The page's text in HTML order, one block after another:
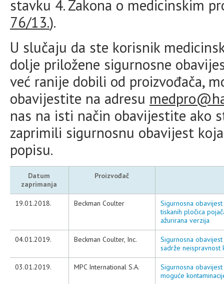
stavku 4. Zakona o medicinskim
76/13.).
U slučaju da ste korisnik
dolje priložene sigurnosne
već ranije dobili od proizvođača,
obavijestite na adresu
nas na isti način obavijestite ako
zaprimili sigurnosnu obavijest
popisu.
Datum
zaprimanja
Proizvođač
19.01.2018. Beckman Coulter
Sigurnosna
tiskanih pločica
ažurirana verzija
04.01.2019. Beckman Coulter, Inc.
Sigurnosna
sadrže
03.01.2019. MPC International S.A.
Sigurnosna
moguće